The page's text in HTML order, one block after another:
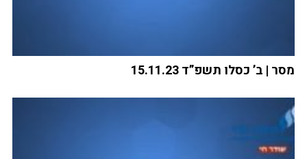
מסר | ב’ כסלו תשפ”ד 15.11.23